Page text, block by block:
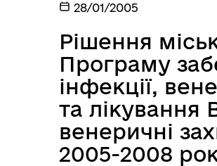
БЮДЖЕТ
28/01/2005
Рішення
Програму
інфекції,
та лікування
венеричні
2005-2008